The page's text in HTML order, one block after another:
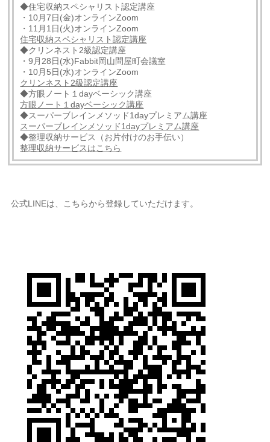
◆住宅収納スペシャリスト認定講座
・10月7日(金)オンラインZoom
・11月1日(火)オンラインZoom
住宅収納スペシャリスト認定講座
◆クリンネスト2級認定講座
・9月28日(水)Fabbit岡山問屋町会議室
・10月5日(水)オンラインZoom
クリンネスト2級認定講座
◆方眼ノート１dayベーシック講座
方眼ノート１dayベーシック講座
◆スーパーブレインメソッド1dayプレミアム講座
スーパーブレインメソッド1dayプレミアム講座
◆整理収納サービス（お片付けのお手伝い）
整理収納サービスはこちら
公式LINEは、こちらから登録していただけます。